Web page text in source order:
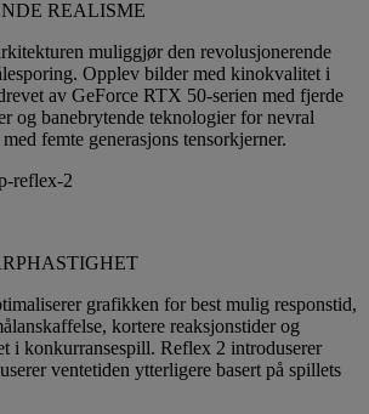
REALISME
muliggjør den revolusjonerende
Opplev bilder med kinokvalitet i
av GeForce RTX 50-serien med fjerde
og banebrytende teknologier for nevral
femte generasjons tensorkjerner.
grafikken for best mulig responstid,
kortere reaksjonstider og
i konkurransespill. Reflex 2 introduserer
ventetiden ytterligere basert på spillets